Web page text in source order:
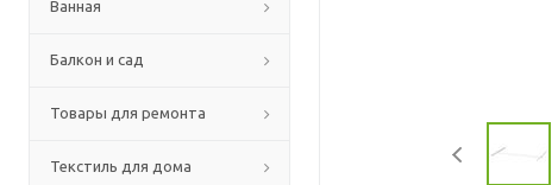
Ванная
Балкон и сад
Товары для ремонта
Текстиль для дома